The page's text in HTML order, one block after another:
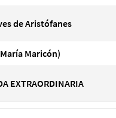
de Aristófanes
Maricón)
EXTRAORDINARIA